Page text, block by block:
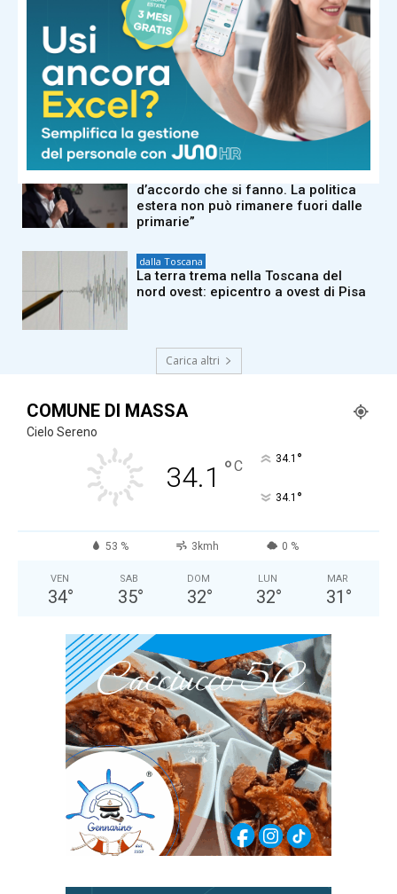
dalla Toscana
Renzi in Versiliana: “Il problema non
sono le primarie. Ma Meloni che
vuole andare al Quirinale con
Vannacci premier e Salvini al
Viminale”
dalla Toscana
Conte a Capalbio: “Le primarie siamo
d’accordo che si fanno. La politica
estera non può rimanere fuori dalle
primarie”
dalla Toscana
La terra trema nella Toscana del
nord ovest: epicentro a ovest di Pisa
Carica altri
COMUNE DI MASSA
Cielo Sereno
34.1 °C 34.1 °
34.1 °
53 % 3kmh 0 %
VEN
34°
SAB
35°
DOM
32°
LUN
32°
MAR
31 °